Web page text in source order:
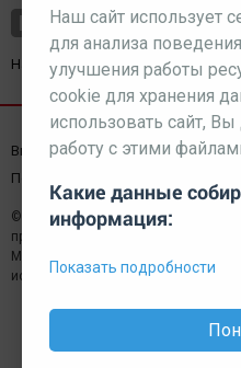
Наш партнерkurorty-sochi.ru
Выходные данные СМИ
Пользовательское соглашение
© 2026 МЕДИАЗАВОД — Сайт может
предназначенный для лиц 18+
Мнение редакции может не
использовании материалов сайта
Наш сайт использует
для анализа
улучшения работы
cookie для хранения
использовать сайт,
работу с этими
Какие данные
информация:
Показать подробности